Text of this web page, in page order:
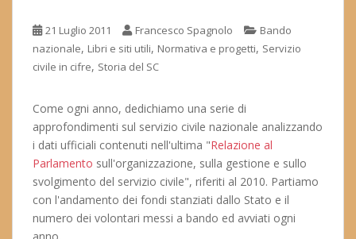
21 Luglio 2011 Francesco Spagnolo
Bando
nazionale, Libri e siti utili, Normativa e progetti, Servizio
civile in cifre, Storia del SC
Come ogni anno, dedichiamo una serie di
approfondimenti sul servizio civile nazionale analizzando
i dati ufficiali contenuti nell'ultima "Relazione al
Parlamento sull'organizzazione, sulla gestione e sullo
svolgimento del servizio civile", riferiti al 2010. Partiamo
con l'andamento dei fondi stanziati dallo Stato e il
numero dei volontari messi a bando ed avviati ogni